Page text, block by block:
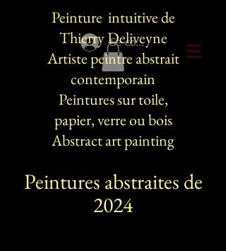
Se connecter
Peinture intuitive de
Thierry Deliveyne
Artiste peintre abstrait
contemporain
Peintures sur toile,
papier, verre ou bois
Abstract art painting
Peintures abstraites de
2024